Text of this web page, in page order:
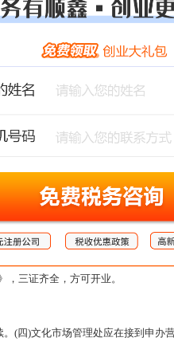
证》和有关申报材料，向所在地
，三证齐全，方可开业。
(四)文化市场管理处应在接到申办